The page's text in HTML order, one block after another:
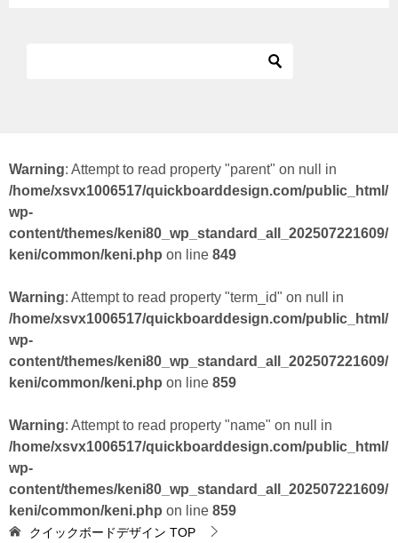
Warning: Attempt to read property "parent" on null in
/home/xsvx1006517/quickboarddesign.com/public_html/
wp-
content/themes/keni80_wp_standard_all_202507221609/
keni/common/keni.php on line 849
Warning: Attempt to read property "term_id" on null in
/home/xsvx1006517/quickboarddesign.com/public_html/
wp-
content/themes/keni80_wp_standard_all_202507221609/
keni/common/keni.php on line 859
Warning: Attempt to read property "name" on null in
/home/xsvx1006517/quickboarddesign.com/public_html/
wp-
content/themes/keni80_wp_standard_all_202507221609/
keni/common/keni.php on line 859
クイックボードデザイン TOP